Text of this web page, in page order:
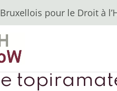
pour le Droit à